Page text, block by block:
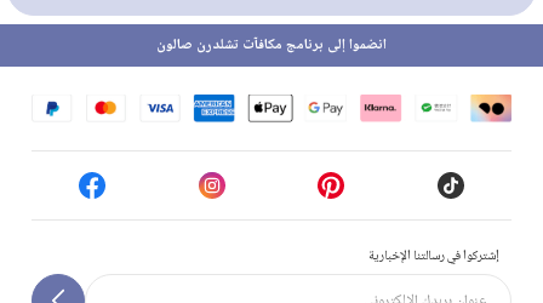
إشتركوا في رسالتنا الإخبارية
انضموا إلى برنامج مكافآت تشلدرن صالون